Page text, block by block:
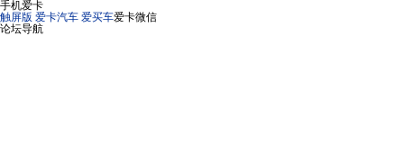
手机爱卡
触屏版 爱卡汽车 爱买车爱卡微信
论坛导航